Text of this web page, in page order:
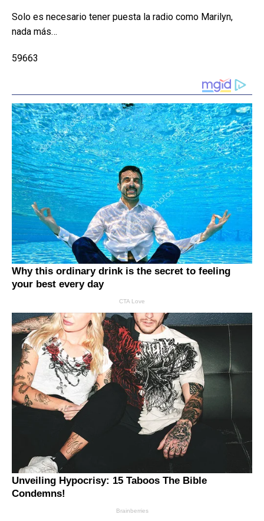
Solo es necesario tener puesta la radio como Marilyn,
nada más…
59663